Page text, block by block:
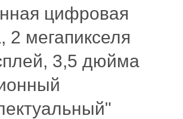
цифровая
2 мегапикселя
3,5 дюйма